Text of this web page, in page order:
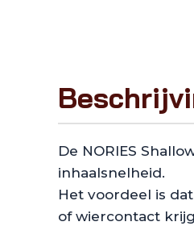
De NORIES
inhaalsnelheid.
Het voordeel is
of wiercontact